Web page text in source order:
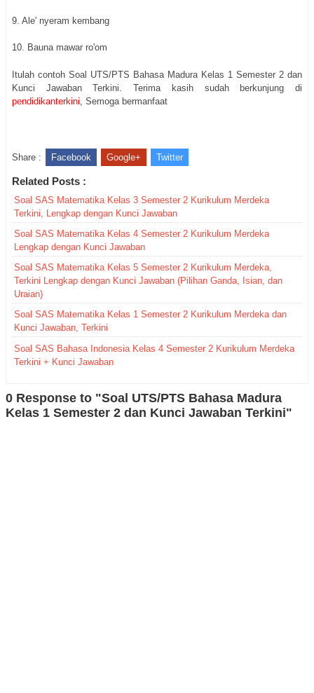
9. Ale' nyeram kembang
10. Bauna mawar ro'om
Itulah contoh Soal UTS/PTS Bahasa Madura Kelas 1 Semester 2 dan
Kunci Jawaban Terkini. Terima kasih sudah berkunjung di
pendidikanterkini , Semoga bermanfaat
Share : Facebook Google+ Twitter
Related Posts :
Soal SAS Matematika Kelas 3 Semester 2 Kurikulum Merdeka
Terkini, Lengkap dengan Kunci Jawaban
Soal SAS Matematika Kelas 4 Semester 2 Kurikulum Merdeka
Lengkap dengan Kunci Jawaban
Soal SAS Matematika Kelas 5 Semester 2 Kurikulum Merdeka,
Terkini Lengkap dengan Kunci Jawaban (Pilihan Ganda, Isian, dan
Uraian)
Soal SAS Matematika Kelas 1 Semester 2 Kurikulum Merdeka dan
Kunci Jawaban, Terkini
Soal SAS Bahasa Indonesia Kelas 4 Semester 2 Kurikulum Merdeka
Terkini + Kunci Jawaban
0 Response to "Soal UTS/PTS Bahasa Madura
Kelas 1 Semester 2 dan Kunci Jawaban Terkini"